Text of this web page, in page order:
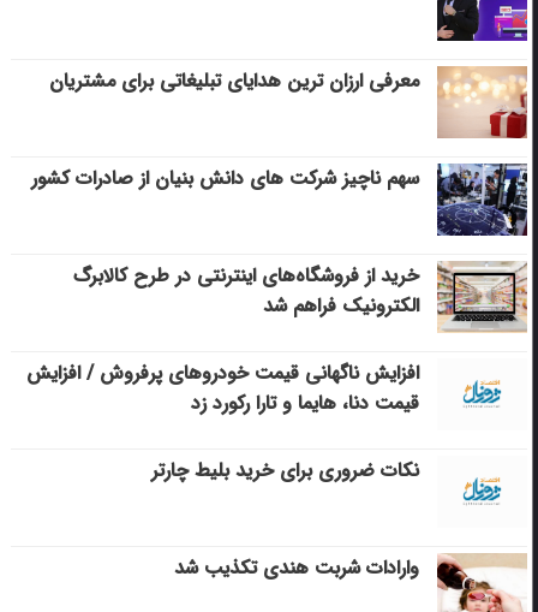
معرفی ارزان ترین هدایای تبلیغاتی برای مشتریان
سهم ناچیز شرکت های دانش بنیان از صادرات کشور
خرید از فروشگاه‌های اینترنتی در طرح کالابرگ
الکترونیک فراهم شد
افزایش ناگهانی قیمت خودروهای پرفروش / افزایش
قیمت دنا، هایما و تارا رکورد زد
نکات ضروری برای خرید بلیط چارتر
وارادات شربت هندی تکذیب شد